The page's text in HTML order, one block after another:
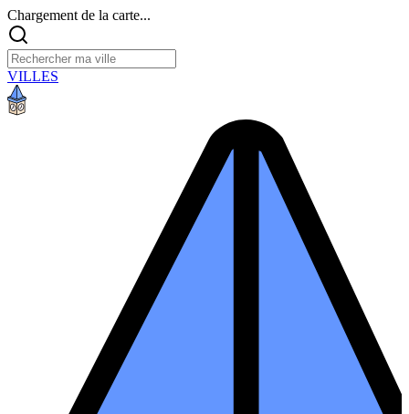
Chargement de la carte...
VILLES